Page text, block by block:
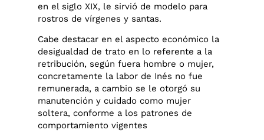
en el siglo XIX, le sirvió de modelo para
rostros de vírgenes y santas.
Cabe destacar en el aspecto económico la
desigualdad de trato en lo referente a la
retribución, según fuera hombre o mujer,
concretamente la labor de Inés no fue
remunerada, a cambio se le otorgó su
manutención y cuidado como mujer
soltera, conforme a los patrones de
comportamiento vigentes